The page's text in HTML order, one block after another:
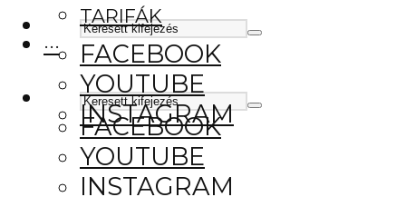
FACEBOOK
YOUTUBE
INSTAGRAM
TARIFÁK
···
FACEBOOK
YOUTUBE
INSTAGRAM